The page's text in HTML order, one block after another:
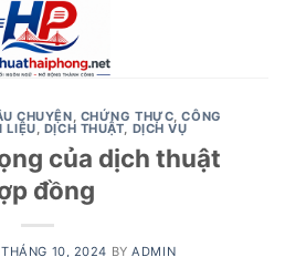
CHUYỆN, CHỨNG THỰC,CÔNG
LIỆU, DỊCH THUẬT, DỊCH VỤ
của dịch thuật
đồng
10, 2024 BYADMIN